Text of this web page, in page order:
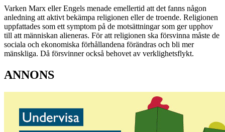
Varken Marx eller Engels menade emellertid att det fanns någon
anledning att aktivt bekämpa religionen eller de troende. Religionen
uppfattades som ett symptom på de motsättningar som ger upphov
till att människan alieneras. För att religionen ska försvinna måste de
sociala och ekonomiska förhållandena förändras och bli mer
mänskliga. Då försvinner också behovet av verklighetsflykt.
ANNONS